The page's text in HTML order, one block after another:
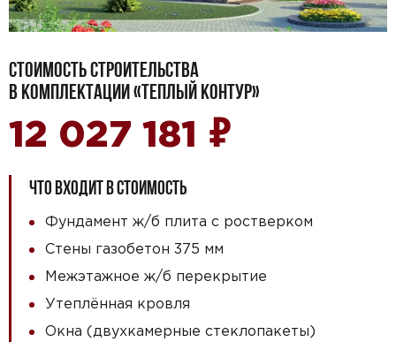
СТОИМОСТЬ СТРОИТЕЛЬСТВА
В КОМПЛЕКТАЦИИ «ТЕПЛЫЙ КОНТУР»
12 027 181 ₽
ЧТО ВХОДИТ В СТОИМОСТЬ
Фундамент ж/б плита с ростверком
Стены газобетон 375 мм
Межэтажное ж/б перекрытие
Утеплённая кровля
Окна (двухкамерные стеклопакеты)